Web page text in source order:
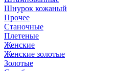
Шнурок кожаный
Прочее
Станочные
Плетеные
Женские
Женские золотые
Золотые